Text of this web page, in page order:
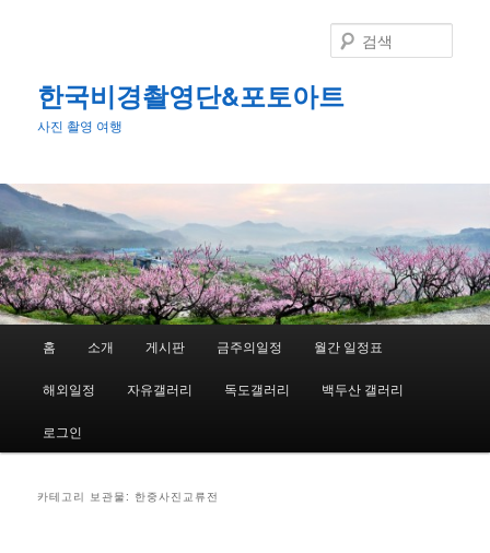
어
넘
기
어
넘
기
한국비경촬영단&포토아트
사진 촬영 여행
색
홈 소개 게시판 금주의일정 월간 일정표
해외일정 자유갤러리 독도갤러리 백두산 갤러리
로그인
카테고리 보관물: 한중사진교류전